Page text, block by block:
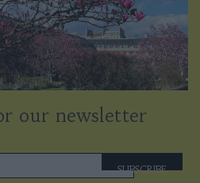
our newsletter
SUBSCRIBE